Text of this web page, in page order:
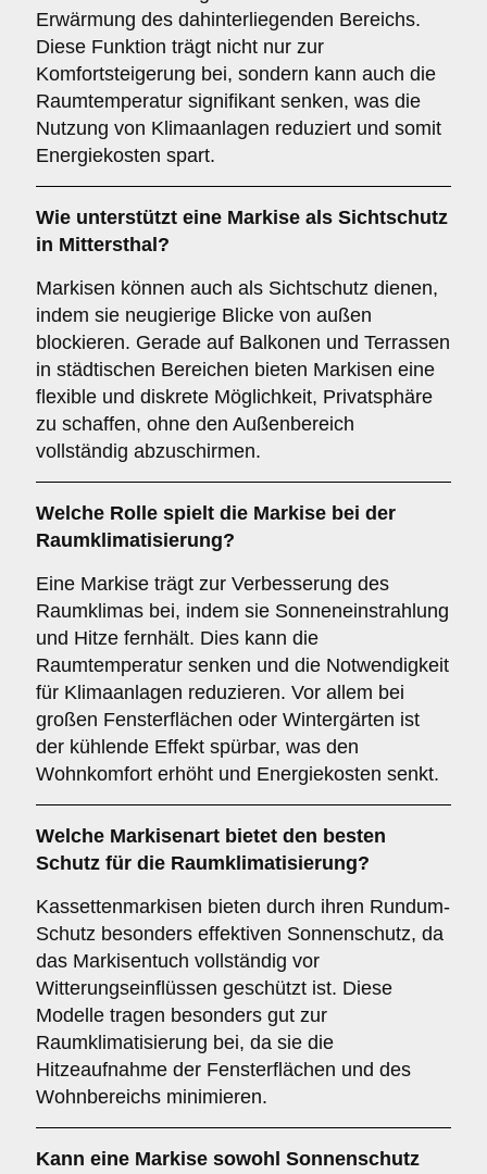
Erwärmung des dahinterliegenden Bereichs.
Diese Funktion trägt nicht nur zur
Komfortsteigerung bei, sondern kann auch die
Raumtemperatur signifikant senken, was die
Nutzung von Klimaanlagen reduziert und somit
Energiekosten spart.
Wie unterstützt eine Markise als Sichtschutz
in Mittersthal?
Markisen können auch als Sichtschutz dienen,
indem sie neugierige Blicke von außen
blockieren. Gerade auf Balkonen und Terrassen
in städtischen Bereichen bieten Markisen eine
flexible und diskrete Möglichkeit, Privatsphäre
zu schaffen, ohne den Außenbereich
vollständig abzuschirmen.
Welche Rolle spielt die Markise bei der
Raumklimatisierung?
Eine Markise trägt zur Verbesserung des
Raumklimas bei, indem sie Sonneneinstrahlung
und Hitze fernhält. Dies kann die
Raumtemperatur senken und die Notwendigkeit
für Klimaanlagen reduzieren. Vor allem bei
großen Fensterflächen oder Wintergärten ist
der kühlende Effekt spürbar, was den
Wohnkomfort erhöht und Energiekosten senkt.
Welche Markisenart bietet den besten
Schutz für die Raumklimatisierung?
Kassettenmarkisen bieten durch ihren Rundum-
Schutz besonders effektiven Sonnenschutz, da
das Markisentuch vollständig vor
Witterungseinflüssen geschützt ist. Diese
Modelle tragen besonders gut zur
Raumklimatisierung bei, da sie die
Hitzeaufnahme der Fensterflächen und des
Wohnbereichs minimieren.
Kann eine Markise sowohl Sonnenschutz